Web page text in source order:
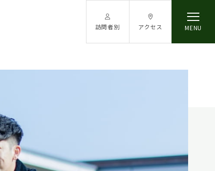
訪問者別
採用担当者の方へ
アクセス MENU